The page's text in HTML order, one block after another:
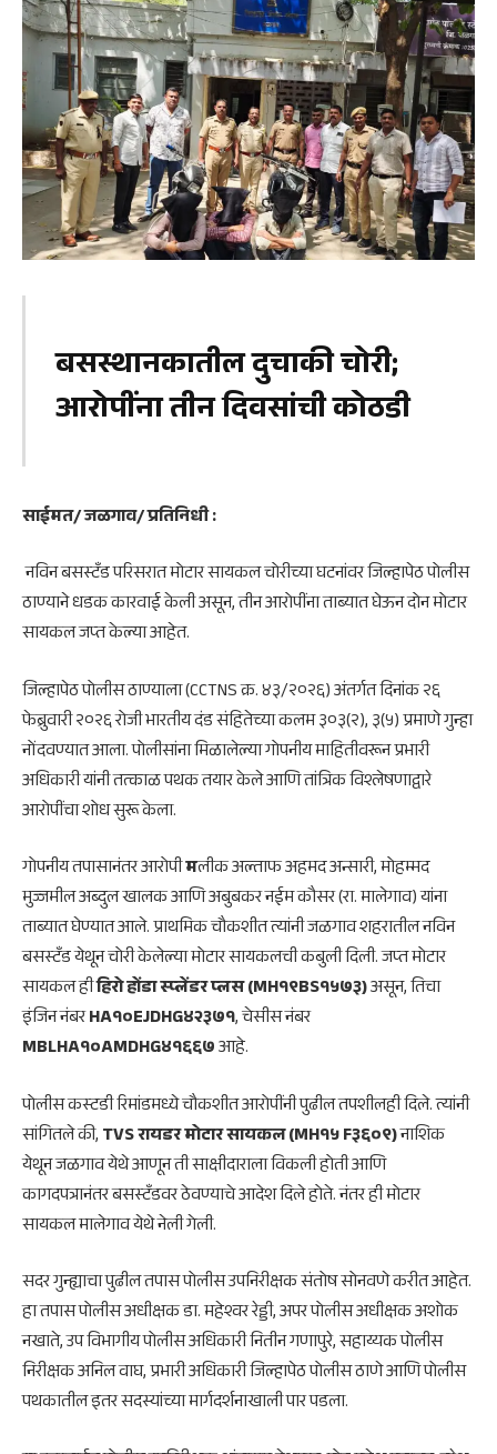
बसस्थानकातील दुचाकी चोरी;
आरोपींना तीन दिवसांची कोठडी
साईमत/ जळगाव/ प्रतिनिधी :
नविन बसस्टँड परिसरात मोटार सायकल चोरीच्या घटनांवर जिल्हापेठ पोलीस
ठाण्याने धडक कारवाई केली असून, तीन आरोपींना ताब्यात घेऊन दोन मोटार
सायकल जप्त केल्या आहेत.
जिल्हापेठ पोलीस ठाण्याला (CCTNS क्र. ४३/२०२६) अंतर्गत दिनांक २६
फेब्रुवारी २०२६ रोजी भारतीय दंड संहितेच्या कलम ३०३(२), ३(५) प्रमाणे गुन्हा
नोंदवण्यात आला. पोलीसांना मिळालेल्या गोपनीय माहितीवरून प्रभारी
अधिकारी यांनी तत्काळ पथक तयार केले आणि तांत्रिक विश्लेषणाद्वारे
आरोपींचा शोध सुरू केला.
गोपनीय तपासानंतर आरोपीमलीक अल्ताफ अहमद अन्सारी, मोहम्मद
मुज्जमील अब्दुल खालक आणि अबुबकर नईम कौसर (रा. मालेगाव) यांना
ताब्यात घेण्यात आले. प्राथमिक चौकशीत त्यांनी जळगाव शहरातील नविन
बसस्टँड येथून चोरी केलेल्या मोटार सायकलची कबुली दिली. जप्त मोटार
सायकल हीहिरो होंडा स्प्लेंडर प्लस (MH१९BS१५७३)असून, तिचा
इंजिन नंबरHA१०EJDHG४२३७१, चेसीस नंबर
MBLHA१०AMDHG४१६६७आहे.
पोलीस कस्टडी रिमांडमध्ये चौकशीत आरोपींनी पुढील तपशीलही दिले. त्यांनी
सांगितले की,TVS रायडर मोटार सायकल (MH१५ F३६०९)नाशिक
येथून जळगाव येथे आणून ती साक्षीदाराला विकली होती आणि
कागदपत्रानंतर बसस्टँडवर ठेवण्याचे आदेश दिले होते. नंतर ही मोटार
सायकल मालेगाव येथे नेली गेली.
सदर गुन्ह्याचा पुढील तपास पोलीस उपनिरीक्षक संतोष सोनवणे करीत आहेत.
हा तपास पोलीस अधीक्षक डा. महेश्वर रेड्डी, अपर पोलीस अधीक्षक अशोक
नखाते, उप विभागीय पोलीस अधिकारी नितीन गणापुरे, सहाय्यक पोलीस
निरीक्षक अनिल वाघ, प्रभारी अधिकारी जिल्हापेठ पोलीस ठाणे आणि पोलीस
पथकातील इतर सदस्यांच्या मार्गदर्शनाखाली पार पडला.